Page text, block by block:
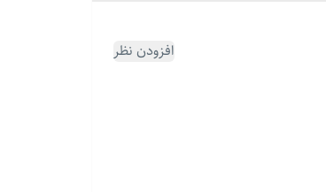
افزودن نظر